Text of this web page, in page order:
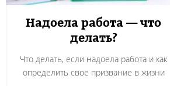
Надоела работа — что
делать?
Что делать, если надоела работа и как
определить свое призвание в жизни